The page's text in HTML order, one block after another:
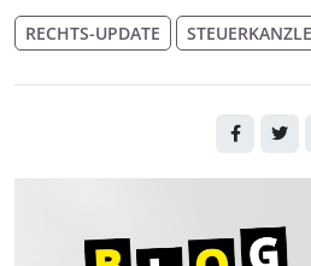
RECHTS-UPDATE
Grauer